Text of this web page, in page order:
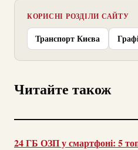
КОРИСНІ РОЗДІЛИ САЙТУ
Транспорт Києва
Читайте також
24 ГБ ОЗП у смартфоні: 5